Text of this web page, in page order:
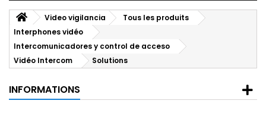
Video vigilancia
Tous les produits
Interphones vidéo
Intercomunicadores y control de acceso
Vidéo Intercom
Solutions
INFORMATIONS